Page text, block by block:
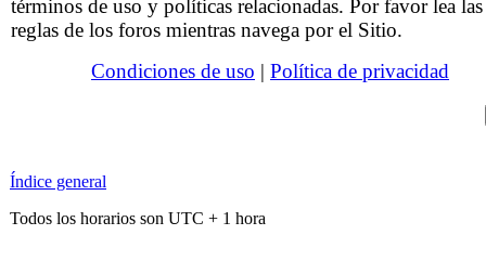
términos de uso y políticas relacionadas. Por favor lea las
reglas de los foros mientras navega por el Sitio.
Condiciones de uso | Política de privacidad
Índice general
Todos los horarios son UTC + 1 hora